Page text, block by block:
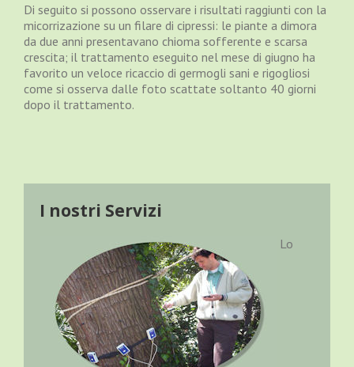
Di seguito si possono osservare i risultati raggiunti con la
micorrizazione su un filare di cipressi: le piante a dimora
da due anni presentavano chioma sofferente e scarsa
crescita; il trattamento eseguito nel mese di giugno ha
favorito un veloce ricaccio di germogli sani e rigogliosi
come si osserva dalle foto scattate soltanto 40 giorni
dopo il trattamento.
I nostri Servizi
Lo